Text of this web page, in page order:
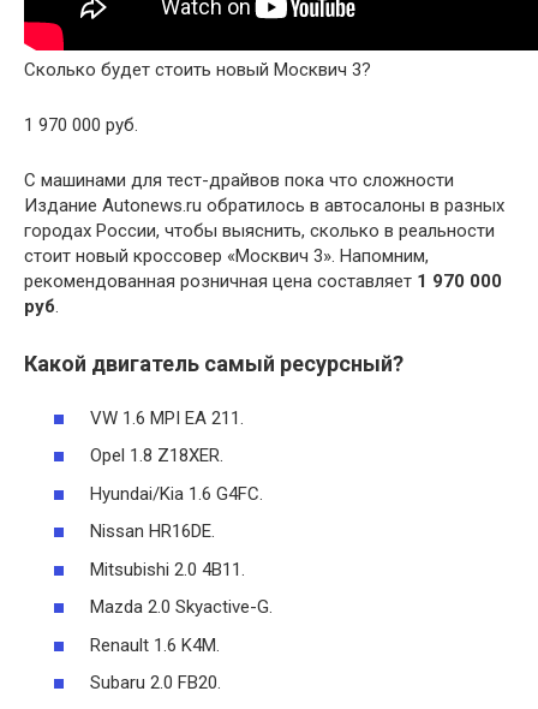
Сколько будет стоить новый Москвич 3?
1 970 000 руб.
С машинами для тест-драйвов пока что сложности
Издание Autonews.ru обратилось в автосалоны в разных
городах России, чтобы выяснить, сколько в реальности
стоит новый кроссовер «Москвич 3». Напомним,
рекомендованная розничная цена составляет 1 970 000
руб.
Какой двигатель самый ресурсный?
VW 1.6 MPI ЕА 211.
Opel 1.8 Z18XER.
Hyundai/Kia 1.6 G4FC.
Nissan HR16DE.
Mitsubishi 2.0 4B11.
Mazda 2.0 Skyactive-G.
Renault 1.6 K4M.
Subaru 2.0 FB20.